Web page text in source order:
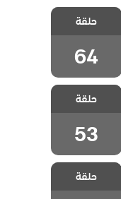
مسلسل لا تترك
يدي مدبلج
الحلقة 64
حلقة
64
مسلسل لا تترك
يدي مدبلج
الحلقة 53
حلقة
53
مسلسل لا تترك
يدي مدبلج
الحلقة 42
حلقة